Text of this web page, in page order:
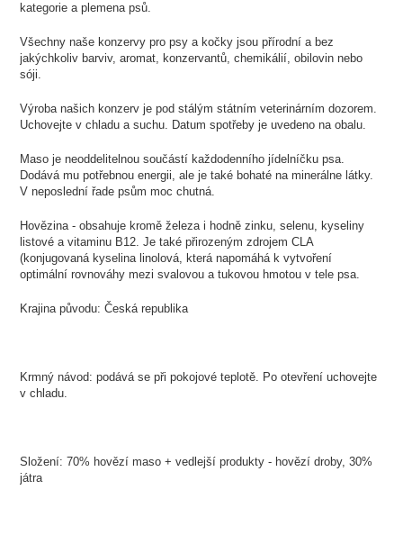
kategorie a plemena psů.
Všechny naše konzervy pro psy a kočky jsou přírodní a bez
jakýchkoliv barviv, aromat, konzervantů, chemikálií, obilovin nebo
sóji.
Výroba našich konzerv je pod stálým státním veterinárním dozorem.
Uchovejte v chladu a suchu. Datum spotřeby je uvedeno na obalu.
Maso je neoddelitelnou součástí každodenního jídelníčku psa.
Dodává mu potřebnou energii, ale je také bohaté na minerálne látky.
V neposlední řade psům moc chutná.
Hovězina - obsahuje kromě železa i hodně zinku, selenu, kyseliny
listové a vitaminu B12. Je také přirozeným zdrojem CLA
(konjugovaná kyselina linolová, která napomáhá k vytvoření
optimální rovnováhy mezi svalovou a tukovou hmotou v tele psa.
Krajina původu: Česká republika
Krmný návod: podává se při pokojové teplotě. Po otevření uchovejte
v chladu.
Složení: 70% hovězí maso + vedlejší produkty - hovězí droby, 30%
játra